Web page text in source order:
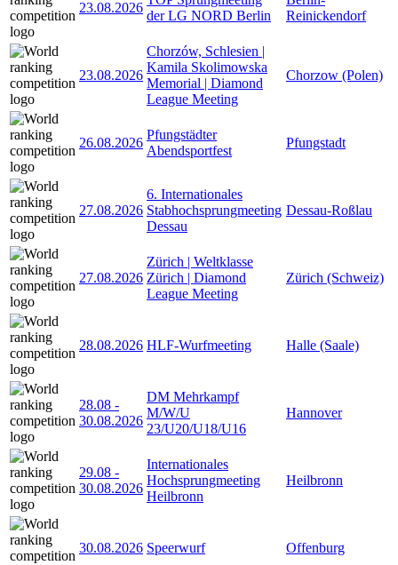
23.08.2026
der LG NORD Berlin
Reinickendorf
23.08.2026
Chorzów, Schlesien |
Kamila Skolimowska
Memorial | Diamond
League Meeting
Chorzow (Polen)
26.08.2026
Pfungstädter
Abendsportfest
Pfungstadt
27.08.2026
6. Internationales
Stabhochsprungmeeting
Dessau
Dessau-Roßlau
27.08.2026
Zürich | Weltklasse
Zürich | Diamond
League Meeting
Zürich (Schweiz)
28.08.2026 HLF-Wurfmeeting Halle (Saale)
28.08 -
30.08.2026
DM Mehrkampf
M/W/U
23/U20/U18/U16
Hannover
29.08 -
30.08.2026
Internationales
Hochsprungmeeting
Heilbronn
Heilbronn
30.08.2026 Speerwurf Offenburg